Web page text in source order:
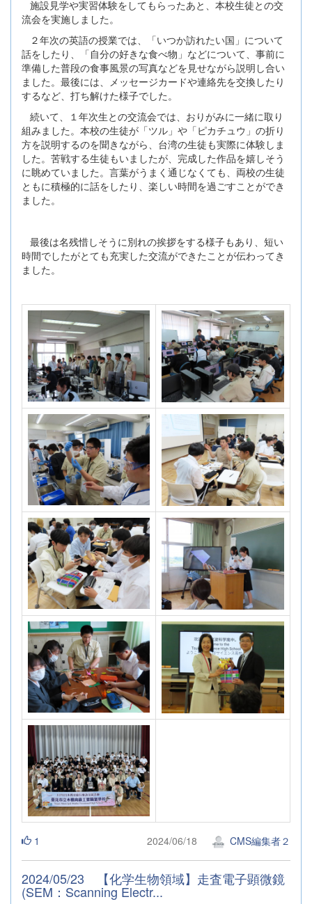
施設見学や実習体験をしてもらったあと、本校生徒との交
流会を実施しました。
２年次の英語の授業では、「いつか訪れたい国」について
話をしたり、「自分の好きな食べ物」などについて、事前に
準備した普段の食事風景の写真などを見せながら説明し合い
ました。最後には、メッセージカードや連絡先を交換したり
するなど、打ち解けた様子でした。
続いて、１年次生との交流会では、おりがみに一緒に取り
組みました。本校の生徒が「ツル」や「ピカチュウ」の折り
方を説明するのを聞きながら、台湾の生徒も実際に体験しま
した。苦戦する生徒もいましたが、完成した作品を嬉しそう
に眺めていました。言葉がうまく通じなくても、両校の生徒
ともに積極的に話をしたり、楽しい時間を過ごすことができ
ました。
最後は名残惜しそうに別れの挨拶をする様子もあり、短い
時間でしたがとても充実した交流ができたことが伝わってき
ました。
1 2024/06/18 CMS編集者２
2024/05/23 【化学生物領域】走査電子顕微鏡
(SEM：Scanning Electr...